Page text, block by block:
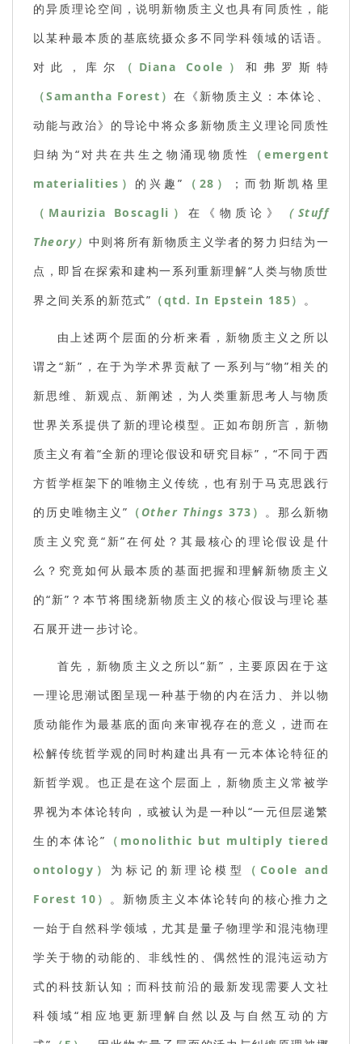
的异质理论空间，说明新物质主义也具有同质性，能
以某种最本质的基底统摄众多不同学科领域的话语。
对此，库尔
（Diana Coole）和弗罗斯特
（Samantha Forest） 在《新物质主义：本体论、
动能与政治》的导论中将众多新物质主义理论同质性
归纳为“对共在共生之物涌现物质性
（emergent
materialities） 的兴趣” （28）
；而勃斯凯格里
（Maurizia Boscagli） 在《物质论》
（Stuff
Theory） 中则将所有新物质主义学者的努力归结为一
点，即旨在探索和建构一系列重新理解“人类与物质世
界之间关系的新范式” （qtd. In Epstein 185） 。
由上述两个层面的分析来看，新物质主义之所以
谓之“新”，在于为学术界贡献了一系列与“物”相关的
新思维、新观点、新阐述，为人类重新思考人与物质
世界关系提供了新的理论模型。正如布朗所言，新物
质主义有着“全新的理论假设和研究目标”，“不同于西
方哲学框架下的唯物主义传统，也有别于马克思践行
的历史唯物主义” （ Other Things 373） 。那么新物
质主义究竟“新”在何处？其最核心的理论假设是什
么？究竟如何从最本质的基面把握和理解新物质主义
的“新”？本节将围绕新物质主义的核心假设与理论基
石展开进一步讨论。
首先，新物质主义之所以“新”，主要原因在于这
一理论思潮试图呈现一种基于物的内在活力、并以物
质动能作为最基底的面向来审视存在的意义，进而在
松解传统哲学观的同时构建出具有一元本体论特征的
新哲学观。也正是在这个层面上，新物质主义常被学
界视为本体论转向，或被认为是一种以“一元但层递繁
生的本体论” （monolithic but multiply tiered
ontology） 为标记的新理论模型
（Coole and
Forest 10） 。新物质主义本体论转向的核心推力之
一始于自然科学领域，尤其是量子物理学和混沌物理
学关于物的动能的、非线性的、偶然性的混沌运动方
式的科技新认知；而科技前沿的最新发现需要人文社
科领域“相应地更新理解自然以及与自然互动的方